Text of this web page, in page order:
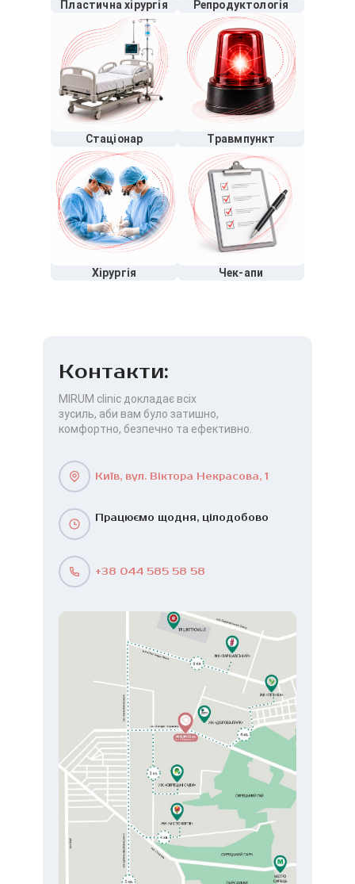
Пластична хірургія Репродуктологія
Стаціонар Травмпункт
Хірургія Чек-апи
Контакти:
MIRUM clinic докладає всіх
зусиль, аби вам було затишно,
комфортно, безпечно та ефективно.
Київ, вул. Віктора Некрасова, 1
Працюємо щодня, цілодобово
+38 044 585 58 58